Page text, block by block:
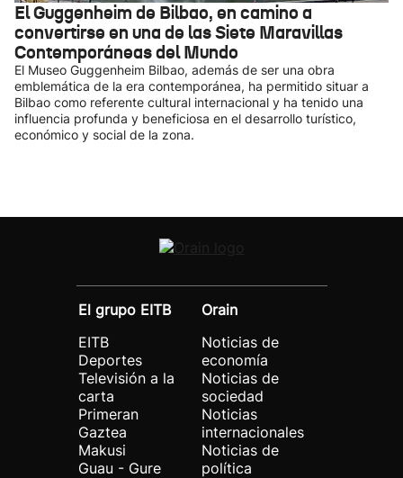
El Guggenheim de Bilbao, en camino a
convertirse en una de las Siete Maravillas
Contemporáneas del Mundo
El Museo Guggenheim Bilbao, además de ser una obra
emblemática de la era contemporánea, ha permitido situar a
Bilbao como referente cultural internacional y ha tenido una
influencia profunda y beneficiosa en el desarrollo turístico,
económico y social de la zona.
El grupo EITB
EITB
Deportes
Televisión a la
carta
Primeran
Gaztea
Makusi
Guau - Gure
Orain
Noticias de
economía
Noticias de
sociedad
Noticias
internacionales
Noticias de
política